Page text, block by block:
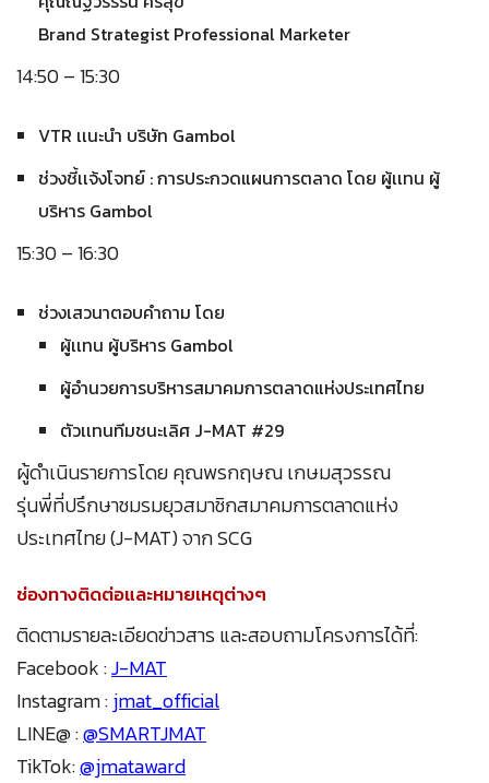
Brand Strategist Professional Marketer
14:50 – 15:30
VTR เเนะนำ บริษัท Gambol
ช่วงชี้เเจ้งโจทย์ : การประกวดแผนการตลาด โดย ผู้เเทน ผู้
บริหาร Gambol
15:30 – 16:30
ช่วงเสวนาตอบคำถาม โดย
ผู้เเทน ผู้บริหาร Gambol
ผู้อำนวยการบริหารสมาคมการตลาดแห่งประเทศไทย
ตัวเเทนทีมชนะเลิศ J-MAT #29
ผู้ดำเนินรายการโดย คุณพรกฤษณ เกษมสุวรรณ
รุ่นพี่ที่ปรึกษาชมรมยุวสมาชิกสมาคมการตลาดแห่ง
ประเทศไทย (J-MAT) จาก SCG
ช่องทางติดต่อและหมายเหตุต่างๆ
ติดตามรายละเอียดข่าวสาร และสอบถามโครงการได้ที่:
Facebook :J-MAT
Instagram :jmat_official
LINE@ :@SMARTJMAT
TikTok:@jmataward